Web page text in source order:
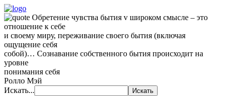
Обретение чувства бытия v широком смысле – это
отношение к себе
и своему миру, переживание своего бытия (включая
ощущение себя
собой)… Сознавание собственного бытия происходит на
уровне
понимания себя
Ролло Мэй
Искать...